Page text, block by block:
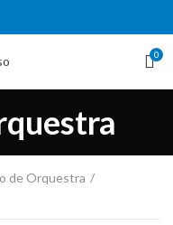
0
de Orquestra